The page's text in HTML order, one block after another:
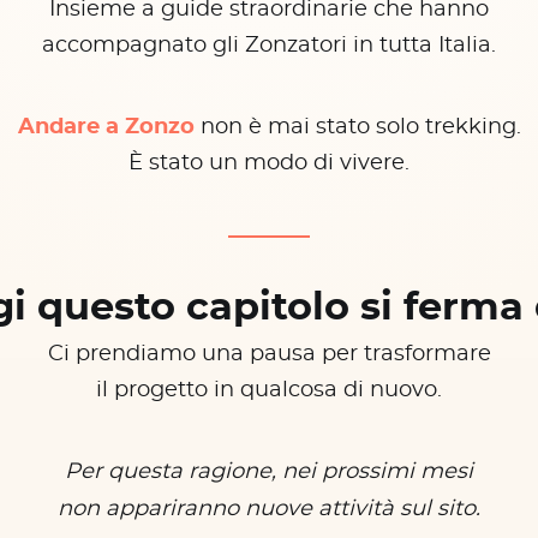
Insieme a guide straordinarie che hanno
accompagnato gli Zonzatori in tutta Italia.
Andare a Zonzonon è mai stato solo trekking.
È stato un modo di vivere.
questo capitolo si ferma
Ci prendiamo una pausa per trasformare
il progetto in qualcosa di nuovo.
Per questa ragione, nei prossimi mesi
non appariranno nuove attività sul sito.